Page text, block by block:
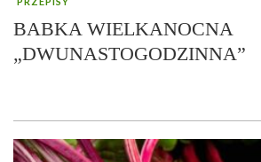
BABKA WIELKANOCNA
„DWUNASTOGODZINNA”